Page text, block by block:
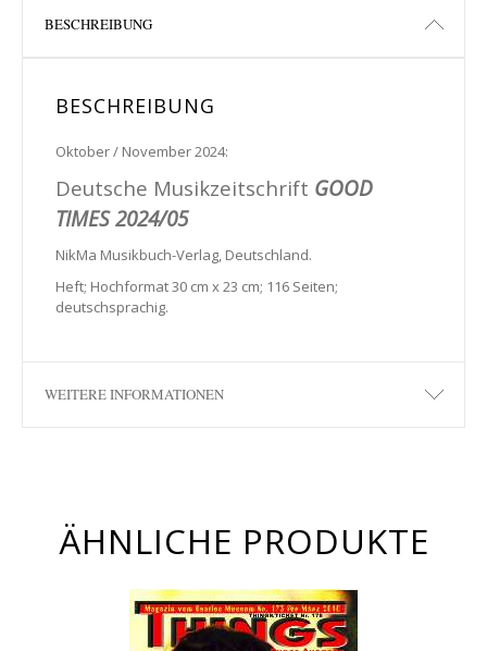
BESCHREIBUNG
BESCHREIBUNG
Oktober / November 2024:
Deutsche Musikzeitschrift GOOD
TIMES 2024/05
NikMa Musikbuch-Verlag, Deutschland.
Heft; Hochformat 30 cm x 23 cm; 116 Seiten;
deutschsprachig.
WEITERE INFORMATIONEN
ÄHNLICHE PRODUKTE